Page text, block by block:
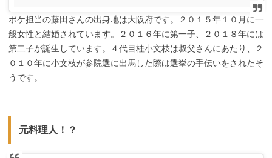
ボケ担当の藤田さんの出身地は大阪府です。２０１５年１０月に一
般女性と結婚されています。２０１６年に第一子、２０１８年には
第二子が誕生しています。４代目桂小文枝は叔父さんにあたり、２
０１０年に小文枝が参院選に出馬した際は選挙の手伝いをされたそ
うです。
元料理人！？